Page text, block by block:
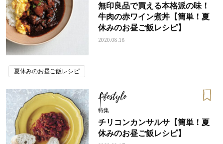
無印良品で買える本格派の味！
牛肉の赤ワイン煮丼【簡単！夏
休みのお昼ご飯レシピ】
2020.08.18
夏休みのお昼ご飯レシピ
Lifestyle
特集
チリコンカンサルサ【簡単！夏
休みのお昼ご飯レシピ】